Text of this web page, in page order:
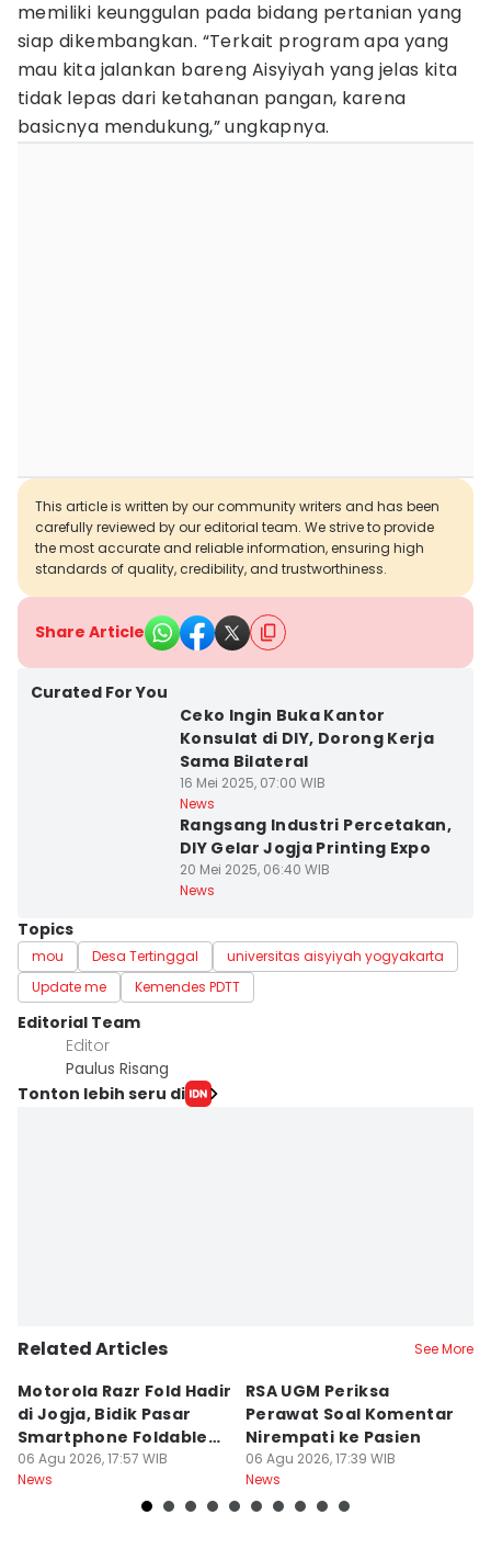
memiliki keunggulan pada bidang pertanian yang
siap dikembangkan. “Terkait program apa yang
mau kita jalankan bareng Aisyiyah yang jelas kita
tidak lepas dari ketahanan pangan, karena
basicnya mendukung,” ungkapnya.
This article is written by our community writers and has been
carefully reviewed by our editorial team. We strive to provide
the most accurate and reliable information, ensuring high
standards of quality, credibility, and trustworthiness.
Share Article
Curated For You
Ceko Ingin Buka Kantor
Konsulat di DIY, Dorong Kerja
Sama Bilateral
16 Mei 2025, 07:00 WIB
News
Rangsang Industri Percetakan,
DIY Gelar Jogja Printing Expo
20 Mei 2025, 06:40 WIB
News
Topics
mou Desa Tertinggal
universitas aisyiyah yogyakarta
Update me
Kemendes PDTT
Editorial Team
Editor
Paulus Risang
Tonton lebih seru di
Related Articles See More
Motorola Razr Fold Hadir
di Jogja, Bidik Pasar
Smartphone Foldable
Premium
06 Agu 2026, 17:57 WIB
News
RSA UGM Periksa
Perawat Soal Komentar
Nirempati ke Pasien
06 Agu 2026, 17:39 WIB
News